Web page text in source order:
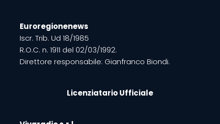
Euroregionenews
Iscr. Trib. Ud 18/1985
R.O.C. n. 1911 del 02/03/1992.
Direttore responsabile: Gianfranco Biondi.
Licenziatario Ufficiale